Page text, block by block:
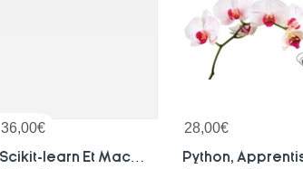
36,00€ 28,00€